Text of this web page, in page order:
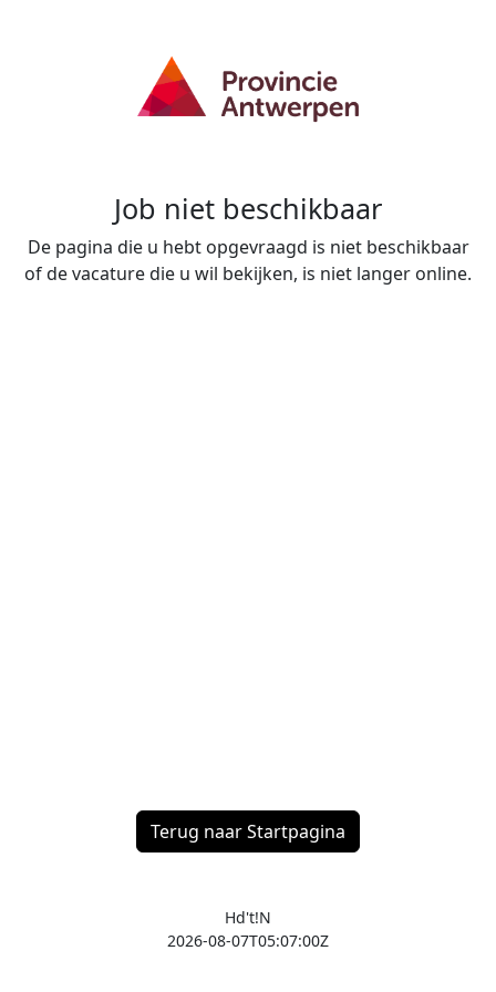
Job niet beschikbaar
De pagina die u hebt opgevraagd is niet beschikbaar
of de vacature die u wil bekijken, is niet langer online.
Terug naar Startpagina
Hd't!N
2026-08-07T05:07:00Z